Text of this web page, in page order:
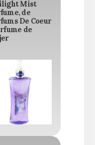
Mist
de
De Coeur
de